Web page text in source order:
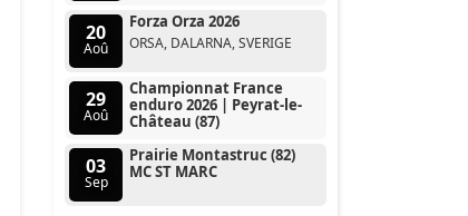
20
Aoû
Forza Orza 2026
ORSA, DALARNA, SVERIGE
29
Aoû
Championnat France
enduro 2026 | Peyrat-le-
Château (87)
03
Sep
Prairie Montastruc (82)
MC ST MARC